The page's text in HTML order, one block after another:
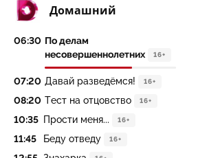
Домашний
06:30 По делам
несовершеннолетних
16+
07:20 Давай разведёмся! 16+
08:20 Тест на отцовство 16+
10:35 Прости меня... 16+
11:45 Беду отведу 16+